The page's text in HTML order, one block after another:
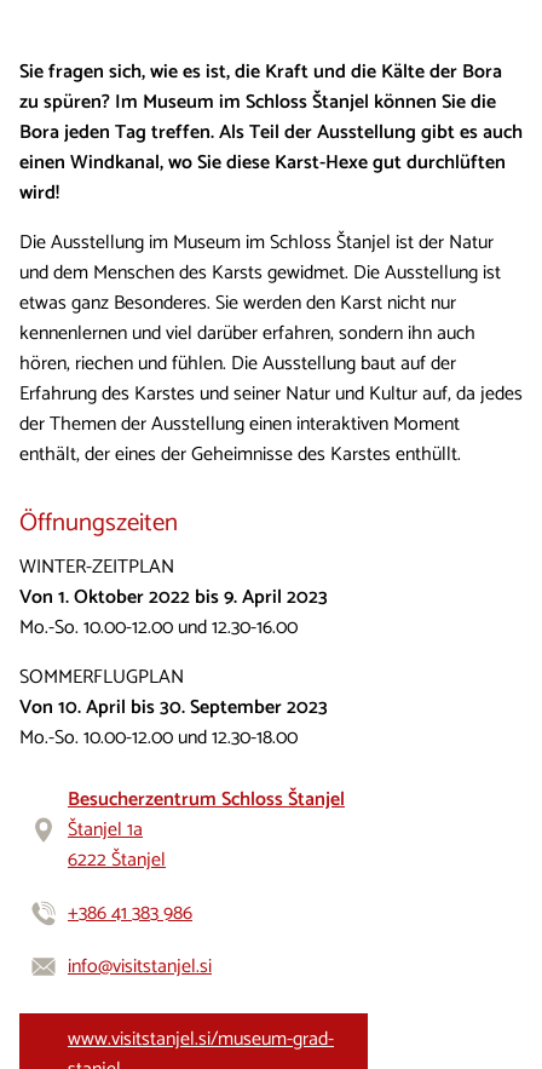
Sie fragen sich, wie es ist, die Kraft und die Kälte der Bora
zu spüren? Im Museum im Schloss Štanjel können Sie die
Bora jeden Tag treffen. Als Teil der Ausstellung gibt es auch
einen Windkanal, wo Sie diese Karst-Hexe gut durchlüften
wird!
Die Ausstellung im Museum im Schloss Štanjel ist der Natur
und dem Menschen des Karsts gewidmet. Die Ausstellung ist
etwas ganz Besonderes. Sie werden den Karst nicht nur
kennenlernen und viel darüber erfahren, sondern ihn auch
hören, riechen und fühlen. Die Ausstellung baut auf der
Erfahrung des Karstes und seiner Natur und Kultur auf, da jedes
der Themen der Ausstellung einen interaktiven Moment
enthält, der eines der Geheimnisse des Karstes enthüllt.
Öffnungszeiten
WINTER-ZEITPLAN
Von 1. Oktober 2022 bis 9. April 2023
Mo.-So. 10.00-12.00 und 12.30-16.00
SOMMERFLUGPLAN
Von 10. April bis 30. September 2023
Mo.-So. 10.00-12.00 und 12.30-18.00
Besucherzentrum Schloss Štanjel
Štanjel 1a
6222 Štanjel
+386 41 383 986
info@visitstanjel.si
www.visitstanjel.si/museum-grad-